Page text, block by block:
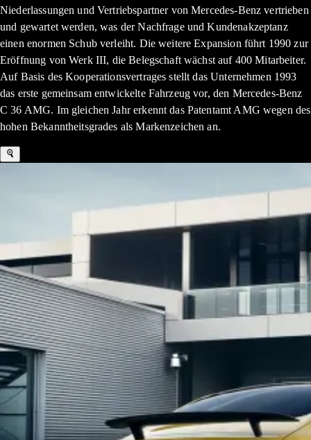
Niederlassungen und Vertriebspartner von Mercedes-Benz vertrieben
und gewartet werden, was der Nachfrage und Kundenakzeptanz
einen enormen Schub verleiht. Die weitere Expansion führt 1990 zur
Eröffnung von Werk III, die Belegschaft wächst auf 400 Mitarbeiter.
Auf Basis des Kooperationsvertrages stellt das Unternehmen 1993
das erste gemeinsam entwickelte Fahrzeug vor, den Mercedes-Benz
C 36 AMG. Im gleichen Jahr erkennt das Patentamt AMG wegen des
hohen Bekanntheitsgrades als Markenzeichen an.